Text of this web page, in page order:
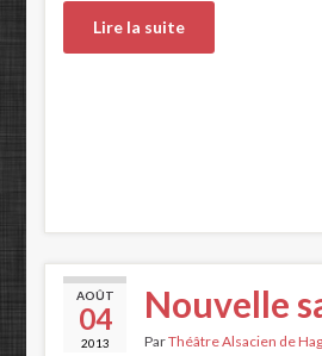
Lire la suite
AOÛT
04
2013
Nouvelle
ParThéâtre Alsacien de